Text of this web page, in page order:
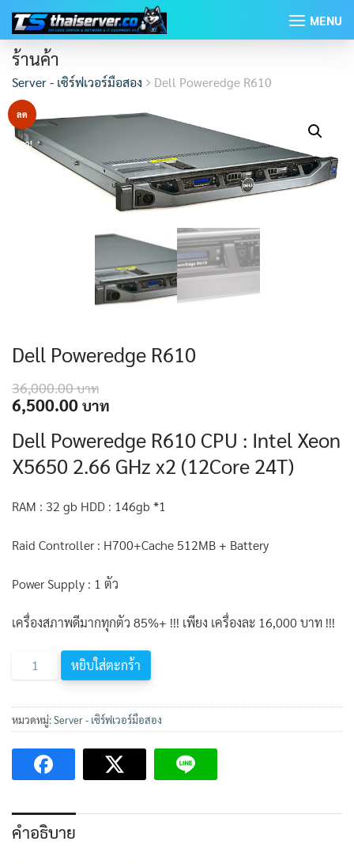
Skip
content
MENU
ร้านค้า
Server - เซิร์ฟเวอร์มือสอง Dell Poweredge R610
ลด
ราคา!
Dell Poweredge R610
36,000.00
Original
was:
36,000.00 ฿.
6,500.00
is:
6,500.00 ฿.
Dell Poweredge R610 CPU : Intel Xeon
X5650 2.66 GHz x2 (12Core 24T)
RAM : 32 gb HDD : 146gb *1
Raid Controller : H700+Cache 512MB + Battery
Power Supply : 1 ตัว
เครื่องสภาพดีมากทุกตัว 85%+ !!! เพียง เครื่องละ 16,000 บาท !!!
จำนวน
Dell
R610
หยิบใส่ตะกร้า
หมวดหมู่:Server - เซิร์ฟเวอร์มือสอง
คำอธิบาย